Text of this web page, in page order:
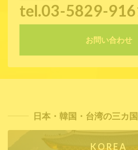
tel.03-5829-
お問い合わせ
日本・韓国・台湾の三カ
KOREA